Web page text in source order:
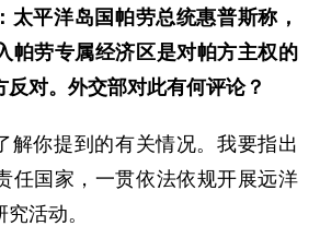
太平洋岛国帕劳总统惠普斯称，
帕劳专属经济区是对帕方主权的
对。外交部对此有何评论？
解你提到的有关情况。我要指出
任国家，一贯依法依规开展远洋
活动。